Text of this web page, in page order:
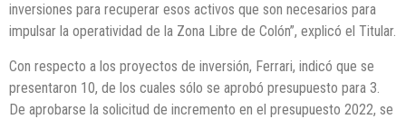
inversiones para recuperar esos activos que son necesarios para
impulsar la operatividad de la Zona Libre de Colón”, explicó el Titular.
Con respecto a los proyectos de inversión, Ferrari, indicó que se
presentaron 10, de los cuales sólo se aprobó presupuesto para 3.
De aprobarse la solicitud de incremento en el presupuesto 2022, se